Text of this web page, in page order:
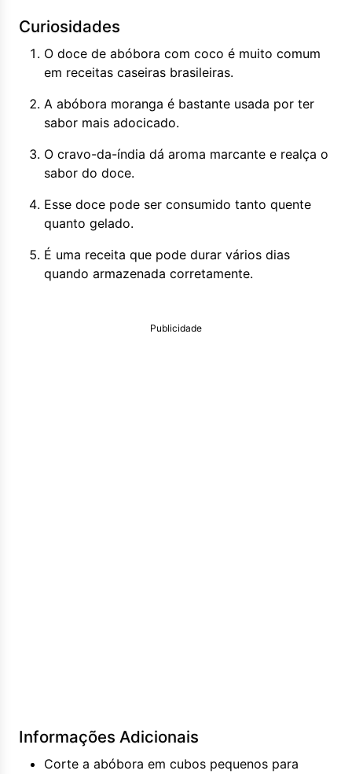
Curiosidades
O doce de abóbora com coco é muito comum
em receitas caseiras brasileiras.
A abóbora moranga é bastante usada por ter
sabor mais adocicado.
O cravo-da-índia dá aroma marcante e realça o
sabor do doce.
Esse doce pode ser consumido tanto quente
quanto gelado.
É uma receita que pode durar vários dias
quando armazenada corretamente.
Publicidade
Informações Adicionais
Corte a abóbora em cubos pequenos para